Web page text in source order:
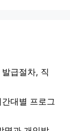
급절차, 직
대별 프로그